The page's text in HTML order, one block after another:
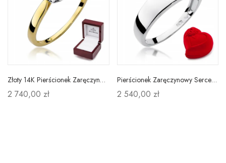
Złoty 14K Pierścionek Zaręczynowy Brylant Grawer
2 740,00 zł
Pierścionek Zaręczynowy Serce Brylanty Białe Złoto
2 540,00 zł